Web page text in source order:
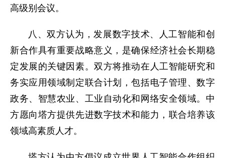
高级别会议。
八、双方认为，发展数字技术、人工智能和创
新合作具有重要战略意义，是确保经济社会长期稳
定发展的关键因素。双方将推动在人工智能研究和
务实应用领域制定联合计划，包括电子管理、数字
政务、智慧农业、工业自动化和网络安全领域。中
方愿向塔方提供先进数字技术和能力，联合培养该
领域高素质人才。